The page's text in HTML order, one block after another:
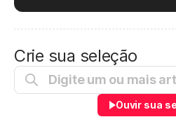
Crie sua seleção
Ouvir sua